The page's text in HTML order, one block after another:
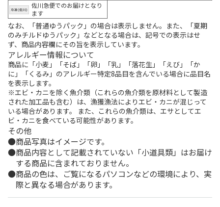
佐川急便でのお届けとなり
ます
なお、「普通ゆうパック」の場合は表示しません。また、「夏期
のみチルドゆうパック」などとなる場合は、記号での表示はせ
ず、商品内容欄にその旨を表示しています。
アレルギー情報について
商品に「小麦」「そば」「卵」「乳」「落花生」「えび」「か
に」「くるみ」のアレルギー特定8品目を含んでいる場合に品目名
を表示します。
※エビ・カニを除く魚介類（これらの魚介類を原材料として製造
された加工品も含む）は、漁獲漁法によりエビ・カニが混じって
いる場合があります。 また、これらの魚介類は、エサとしてエ
ビ・カニを食べている可能性があります。
その他
商品写真はイメージです。
商品内容として記載されていない「小道具類」はお届け
する商品に含まれておりません。
商品の色は、ご覧になるパソコンなどの環境により、実
際と異なる場合があります。